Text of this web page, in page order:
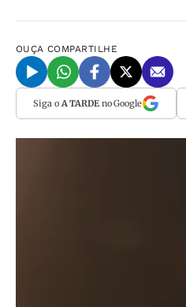
OUÇA COMPARTILHE
Siga o A TARDEno Google